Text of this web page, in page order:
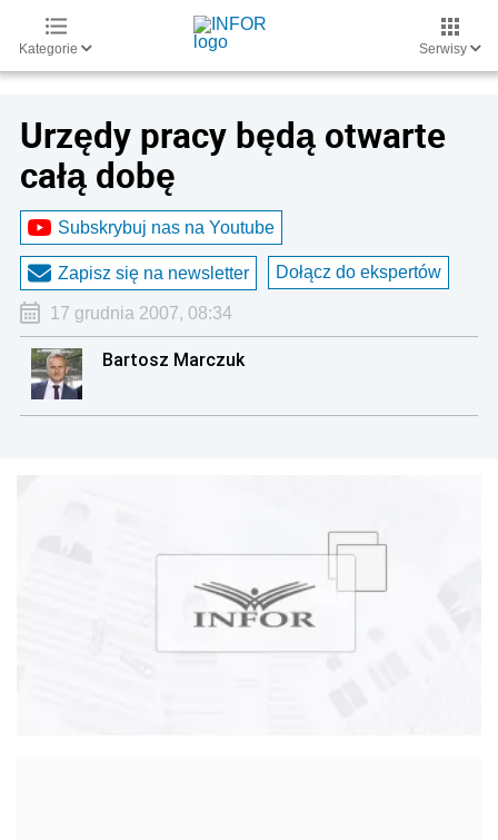
Kategorie Serwisy
Urzędy pracy będą otwarte
całą dobę
Subskrybuj nas na Youtube
Zapisz się na newsletter Dołącz do ekspertów
17 grudnia 2007, 08:34
Bartosz Marczuk